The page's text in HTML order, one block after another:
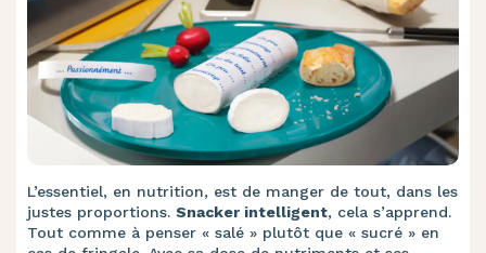
L’essentiel, en nutrition, est de manger de tout, dans les
justes proportions. Snacker intelligent, cela s’apprend.
Tout comme à penser « salé » plutôt que « sucré » en